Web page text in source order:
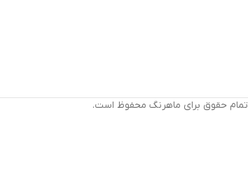
تمام حقوق برای ماهرنگ محفوظ است.